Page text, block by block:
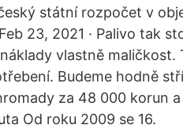
státní rozpočet v
23, 2021 · Palivo tak
vlastně
Budeme hodně
za 48 000 korun
Od roku 2009 se 16.